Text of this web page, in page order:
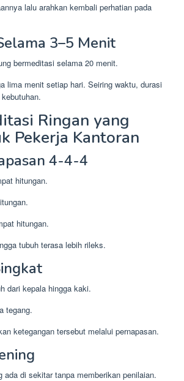
lalu arahkan kembali perhatian pada
3–5 Menit
bermeditasi selama 20 menit.
lima menit setiap hari. Seiring waktu, durasi
Ringan yang
Pekerja Kantoran
4-4-4
hitungan.
hitungan.
tubuh terasa lebih rileks.
dari kepala hingga kaki.
tegang.
ketegangan tersebut melalui pernapasan.
ada di sekitar tanpa memberikan penilaian.